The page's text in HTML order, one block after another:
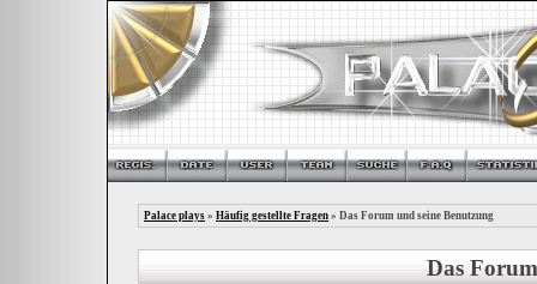
Palace plays » Häufig gestellte Fragen » Das Forum und seine Benutzung
Das